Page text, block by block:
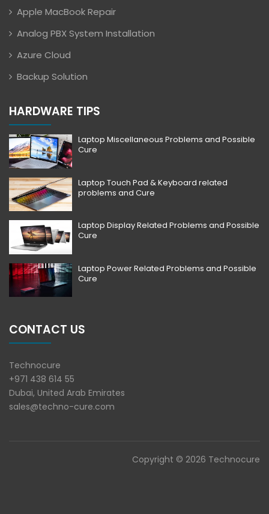
Apple MacBook Repair
Analog PBX System Installation
Azure Cloud
Backup Solution
HARDWARE TIPS
Laptop Miscellaneous Problems and Possible
Cure
Laptop Touch Pad & Keyboard related
problems and Cure
Laptop Display Related Problems and Possible
Cure
Laptop Power Related Problems and Possible
Cure
CONTACT US
Technocure
+971 438 614 55
Dubai, United Arab Emirates
sales@techno-cure.com
Copyright © 2026 Technocure